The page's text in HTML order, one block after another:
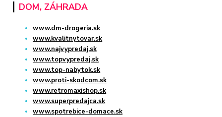
DOM, ZÁHRADA
www.dm-drogeria.sk
www.kvalitnytovar.sk
www.najvypredaj.sk
www.topvypredaj.sk
www.top-nabytok.sk
www.proti-skodcom.sk
www.retromaxishop.sk
www.superpredajca.sk
www.spotrebice-domace.sk